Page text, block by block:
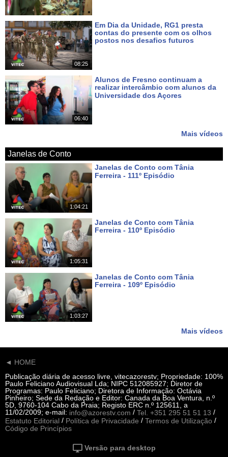
08:25
Em Dia da Unidade, RG1 presta
contas do presente com os olhos
postos nos desafios futuros
06:40
Alunos de Fresno continuam a
realizar intercâmbio com alunos da
Universidade dos Açores
Mais vídeos
Janelas de Conto
1:04:21
Janelas de Conto com Tânia
Ferreira - 111º Episódio
1:05:31
Janelas de Conto com Tânia
Ferreira - 110º Episódio
1:03:27
Janelas de Conto com Tânia
Ferreira - 109º Episódio
Mais vídeos
◄ HOME
Publicação diária de acesso livre, vitecazorestv; Propriedade: 100%
Paulo Feliciano Audiovisual Lda; NIPC 512085927; Diretor de
Programas: Paulo Feliciano; Diretora de Informação: Octávia
Pinheiro; Sede da Redação e Editor: Canada da Boa Ventura, n.º
5D, 9760-104 Cabo da Praia; Registo ERC n.º 125611, a
11/02/2009; e-mail: info@azorestv.com / Tel. +351 295 51 51 13 /
Estatuto Editorial / Política de Privacidade / Termos de Utilização /
Código de Princípios
Versão para desktop